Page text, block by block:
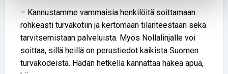
– Kannustamme vammaisia henkilöitä soittamaan
rohkeasti turvakotiin ja kertomaan tilanteestaan sekä
tarvitsemistaan palveluista. Myös Nollalinjalle voi
soittaa, sillä heillä on perustiedot kaikista Suomen
turvakodeista. Hädän hetkellä kannattaa hakea apua,